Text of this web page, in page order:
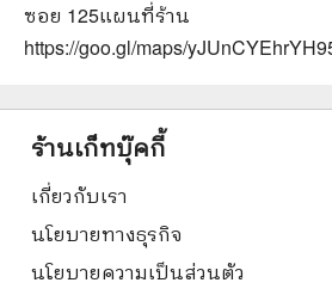
ซอย 125แผนที่ร้าน
https://goo.gl/maps/
ร้านเก็ทบุ๊คกี้
เกี่ยวกับเรา
นโยบายทางธุรกิจ
นโยบายความเป็นส่วนตัว